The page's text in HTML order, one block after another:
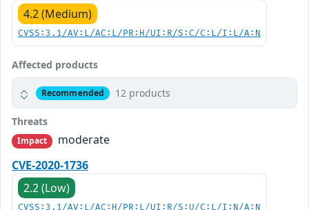
4.2 (Medium)
CVSS:3.1/AV:L/AC:L/PR:H/UI:R/S:C/C:L/I:L/A:N
Affected products
Recommended 12 products
Threats
Impact
moderate
CVE-2020-1736
2.2 (Low)
CVSS:3.1/AV:L/AC:H/PR:L/UI:R/S:U/C:L/I:N/A:N